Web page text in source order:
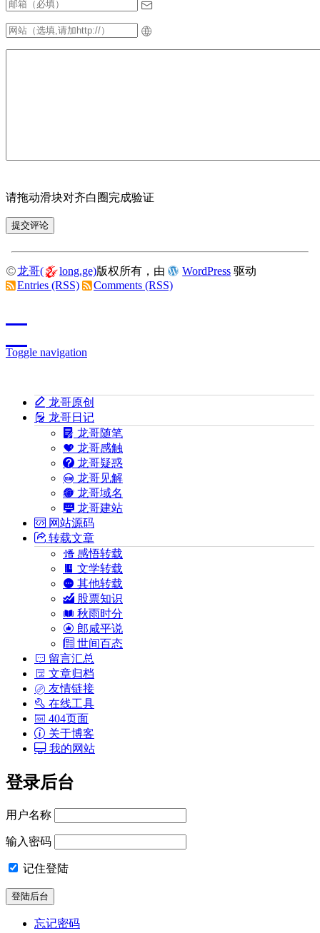
请拖动滑块对齐白圈完成验证
龙哥( long.ge)版权所有，由 WordPress 驱动
Entries (RSS)
Comments (RSS)
Toggle navigation
龙哥原创
龙哥日记
龙哥随笔
龙哥感触
龙哥疑惑
龙哥见解
龙哥域名
龙哥建站
网站源码
转载文章
感悟转载
文学转载
其他转载
股票知识
秋雨时分
郎咸平说
世间百态
留言汇总
文章归档
友情链接
在线工具
404页面
关于博客
我的网站
登录后台
用户名称
输入密码
记住登陆
忘记密码